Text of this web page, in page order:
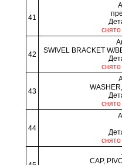
41
снято
42
SWIVEL BRACKET W/
снято
43
снято
44
снято
CAP,